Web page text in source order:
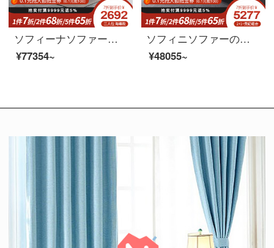
ソフィーナソファーの科学技術布ソファ現代簡単な無料の布ゴムリビングの一字型の直列四人のリビングルームの家具のシングル席+二人の位+三人の位のラテックスのスタイル
¥77354~
ソフィニソファーの科学技術布のソファー北欧風の回転角の布ソファーの客間の組み合わせは簡単で現代的な小戸型の科学技術L型の布芸ソファーを分解して洗うことができます。
¥48055~